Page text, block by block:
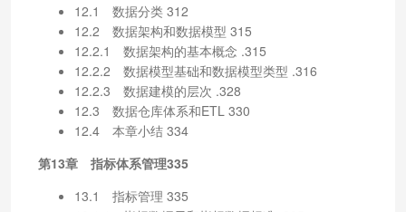
12.1 数据分类 312
12.2 数据架构和数据模型 315
12.2.1 数据架构的基本概念 .315
12.2.2 数据模型基础和数据模型类型 .316
12.2.3 数据建模的层次 .328
12.3 数据仓库体系和ETL 330
12.4 本章小结 334
第13章 指标体系管理335
13.1 指标管理 335